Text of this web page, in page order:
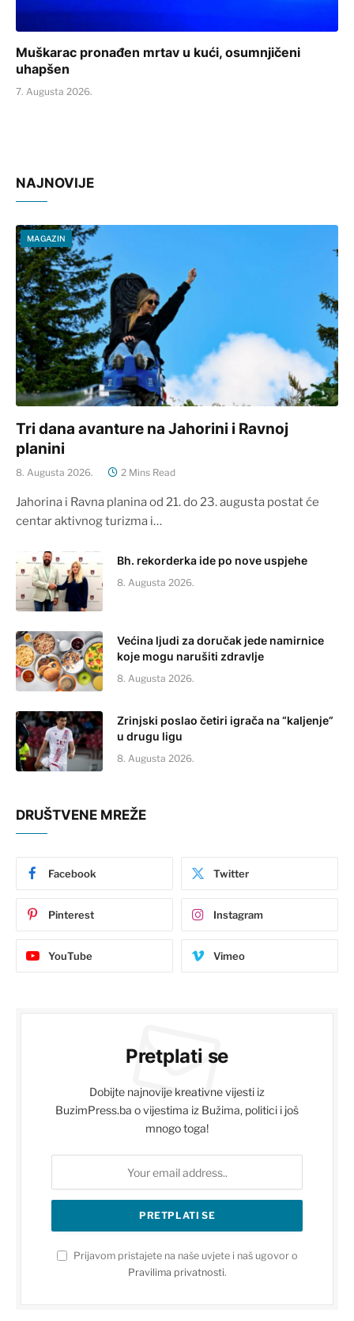
Muškarac pronađen mrtav u kući, osumnjičeni
uhapšen
7. Augusta 2026.
NAJNOVIJE
MAGAZIN
Tri dana avanture na Jahorini i Ravnoj
planini
8. Augusta 2026. 2 Mins Read
Jahorina i Ravna planina od 21. do 23. augusta postat će
centar aktivnog turizma i…
Bh. rekorderka ide po nove uspjehe
8. Augusta 2026.
Većina ljudi za doručak jede namirnice
koje mogu narušiti zdravlje
8. Augusta 2026.
Zrinjski poslao četiri igrača na “kaljenje”
u drugu ligu
8. Augusta 2026.
DRUŠTVENE MREŽE
Facebook Twitter
Pinterest Instagram
YouTube Vimeo
Pretplati se
Dobijte najnovije kreativne vijesti iz
BuzimPress.ba o vijestima iz Bužima, politici i još
mnogo toga!
Prijavom pristajete na naše uvjete i naš ugovor o
Pravilima privatnosti.